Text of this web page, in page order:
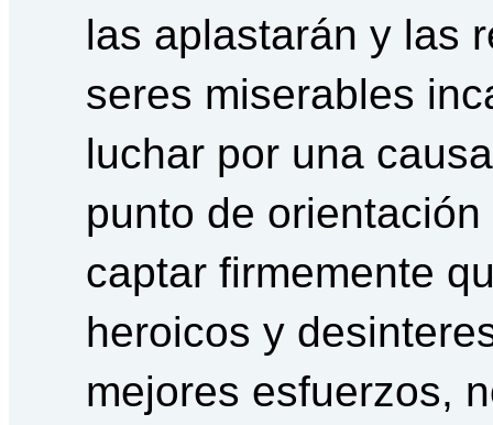
las aplastarán y las
seres miserables
luchar por una
punto de
captar firmemente
heroicos y
mejores esfuerzos,